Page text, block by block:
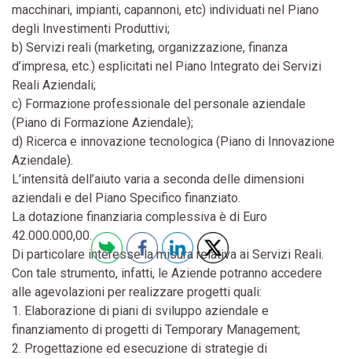
macchinari, impianti, capannoni, etc) individuati nel Piano
degli Investimenti Produttivi;
b) Servizi reali (marketing, organizzazione, finanza
d’impresa, etc.) esplicitati nel Piano Integrato dei Servizi
Reali Aziendali;
c) Formazione professionale del personale aziendale
(Piano di Formazione Aziendale);
d) Ricerca e innovazione tecnologica (Piano di Innovazione
Aziendale).
L’intensità dell’aiuto varia a seconda delle dimensioni
aziendali e del Piano Specifico finanziato.
La dotazione finanziaria complessiva è di Euro
42.000.000,00.
Di particolare interesse la misura relativa ai Servizi Reali.
Con tale strumento, infatti, le Aziende potranno accedere
alle agevolazioni per realizzare progetti quali:
1. Elaborazione di piani di sviluppo aziendale e
finanziamento di progetti di Temporary Management;
2. Progettazione ed esecuzione di strategie di